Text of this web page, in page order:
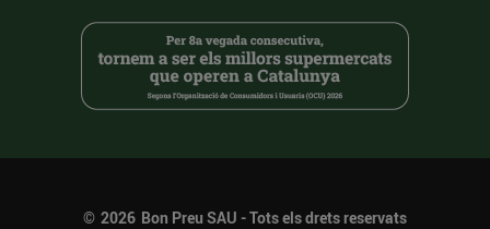
© 2026 Bon Preu SAU - Tots els drets reservats